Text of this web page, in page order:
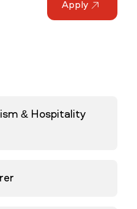
Apply
& Hospitality